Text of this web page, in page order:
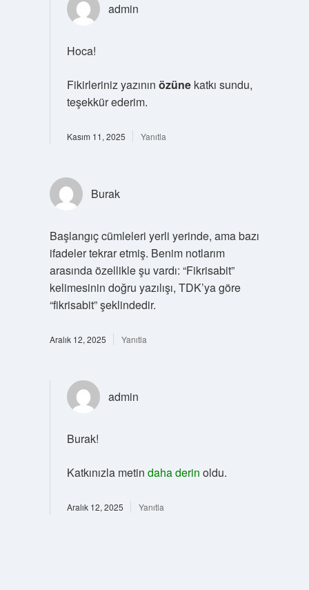
admin
Hoca!
Fikirleriniz yazının özünekatkı sundu,
teşekkür ederim.
Kasım 11, 2025 Yanıtla
Burak
Başlangıç cümleleri yerli yerinde, ama bazı
ifadeler tekrar etmiş. Benim notlarım
arasında özellikle şu vardı: “Fikrisabit”
kelimesinin doğru yazılışı, TDK’ya göre
“fikrisabit” şeklindedir.
Aralık 12, 2025 Yanıtla
admin
Burak!
Katkınızla metin daha derin oldu.
Aralık 12, 2025 Yanıtla